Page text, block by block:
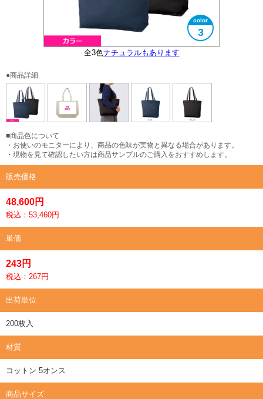
全3色ナチュラルもあります
3
A4サイズ対応
大きさイメージ
●商品詳細
■商品色について
・お使いのモニターにより、商品の色味が実物と異なる場合があります。
・現物を見て確認したい方は商品サンプルのご購入をおすすめします。
販売価格
48,600円
税込：53,460円
単価
243円
税込：267円
出荷単位
200枚入
材質
コットン 5オンス
商品サイズ